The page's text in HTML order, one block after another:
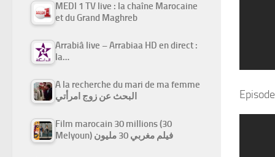
MEDI 1 TV live : la chaîne Marocaine
et du Grand Maghreb
Arrabiâ live – Arrabiaa HD en direct :
la…
A la recherche du mari de ma femme
البحث عن زوج امرأتي
Film marocain 30 millions (30
Melyoun) فيلم مغربي 30 مليون